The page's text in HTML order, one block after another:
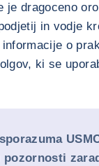
je dragoceno
in vodje
o
ki se
pozornosti